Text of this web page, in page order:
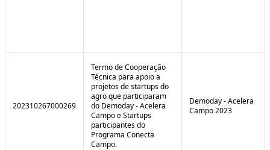
202310267000269
Termo de Cooperação
Técnica para apoio a
projetos de startups do
agro que participaram
do Demoday - Acelera
Campo e Startups
participantes do
Programa Conecta
Campo.
Demoday - Acelera
Campo 2023